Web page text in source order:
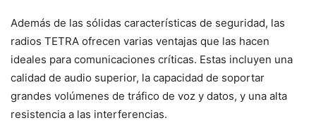
Además de las sólidas características de seguridad, las
radios TETRA ofrecen varias ventajas que las hacen
ideales para comunicaciones críticas. Estas incluyen una
calidad de audio superior, la capacidad de soportar
grandes volúmenes de tráfico de voz y datos, y una alta
resistencia a las interferencias.